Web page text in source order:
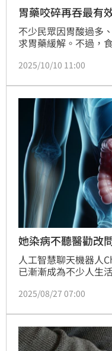
胃藥咬碎再吞最有
不少民眾因胃酸過多
求胃藥緩解。不過，
相同，若使用不當，
2025/10/10 11:00
她染病不聽醫勸改
人工智慧聊天機器人
已漸漸成為不少人生
患正在接受胃幽門螺
錢政弘提醒，雖然AI
是應該聽從專業醫生
2025/08/27 07:00